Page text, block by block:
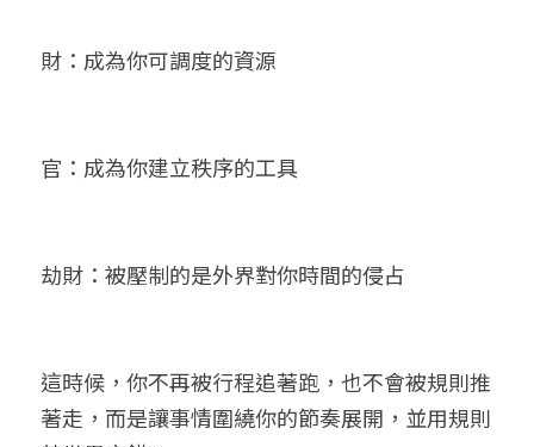
財：成為你可調度的資源
官：成為你建立秩序的工具
劫財：被壓制的是外界對你時間的侵占
這時候，你不再被行程追著跑，也不會被規則推
著走，而是讓事情圍繞你的節奏展開，並用規則